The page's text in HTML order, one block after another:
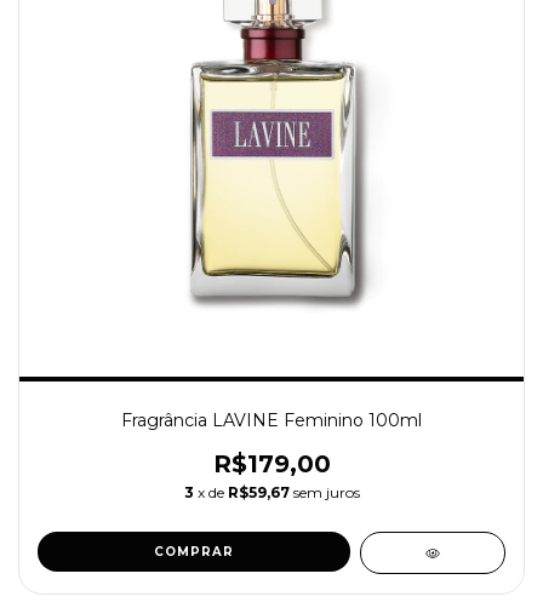
Fragrância LAVINE Feminino 100ml
R$179,00
3 x de R$59,67 sem juros
COMPRAR